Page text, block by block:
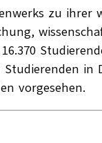
zu ihrer
in
vorgesehen.